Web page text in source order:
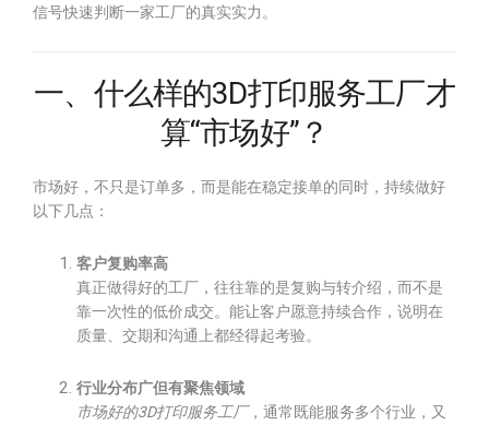
信号快速判断一家工厂的真实实力。
一、什么样的3D打印服务工厂才
算“市场好”？
市场好，不只是订单多，而是能在稳定接单的同时，持续做好
以下几点：
客户复购率高
真正做得好的工厂，往往靠的是复购与转介绍，而不是
靠一次性的低价成交。能让客户愿意持续合作，说明在
质量、交期和沟通上都经得起考验。
行业分布广但有聚焦领域
市场好的3D打印服务工厂，通常既能服务多个行业，又